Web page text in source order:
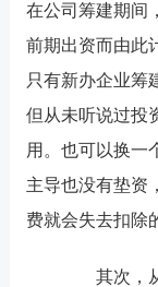
在公司筹建期间
前期出资而由此
只有新办企业筹
但从未听说过投
用。也可以换一
主导也没有垫资
费就会失去扣除
其次，从